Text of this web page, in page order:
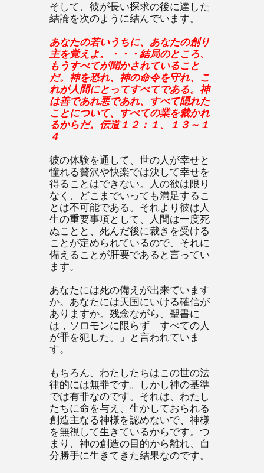
そして、彼が長い探求の後に達した
結論を次のように結んでいます。
あなたの若いうちに、あなたの創り
主を覚えよ。・・・結局のところ、
もうすべてが聞かされていること
だ。神を恐れ、神の命令を守れ、こ
れが人間にとってすべてである。神
は善であれ悪であれ、すべて隠れた
ことについて、すべての業を裁かれ
るからだ。伝道１２：１、１３～１
４
彼の体験を通して、世の人が幸せと
憧れる贅沢や快楽では決して幸せを
得ることはできない。人の欲は限り
なく、どこまでいっても満足するこ
とは不可能である。それより彼は人
生の重要事項として、人間は一度死
ぬことと、死んだ後に裁きを受ける
ことが定められているので、それに
備えることが肝要であると言ってい
ます。
あなたには死の備えが出来ています
か。あなたには天国にいける確信が
ありますか。残念ながら、聖書に
は，ソロモンに限らず「すべての人
が罪を犯した。」と言われていま
す。
もちろん、わたしたちはこの世の法
律的には無罪です。しかし神の基準
では有罪なのです。それは、わたし
たちに命を与え、生かしておられる
創造主なる神様を認めないで、神様
を無視して生きているからです。つ
まり、神の創造の目的から離れ、自
分勝手に生きてきた結果なのです。